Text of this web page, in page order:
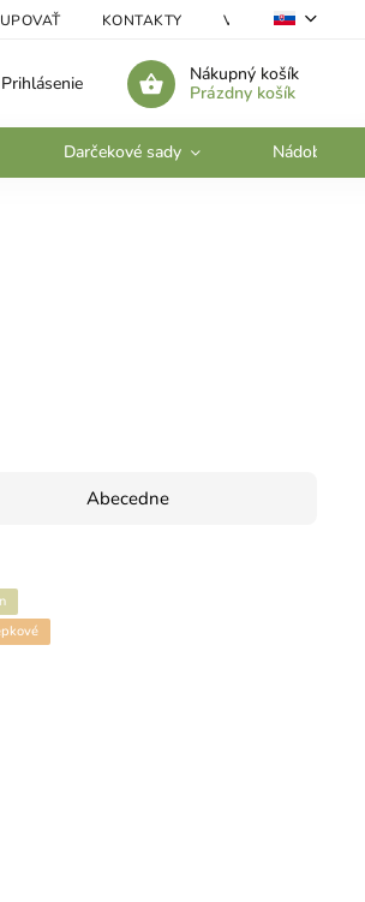
KONTAKTY VEĽKOOBCHOD
Nákupný košík
Prázdny košík
Prihlásenie
Darčekové sady Nádobí
Abecedne